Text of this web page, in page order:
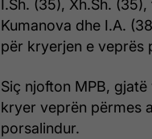
I.Sh. (35), Xh.Sh.
Kumanova dhe I.A.
për kryerjen e veprës
Siç njofton MPB,
kryer veprën përmes
porsalindur.